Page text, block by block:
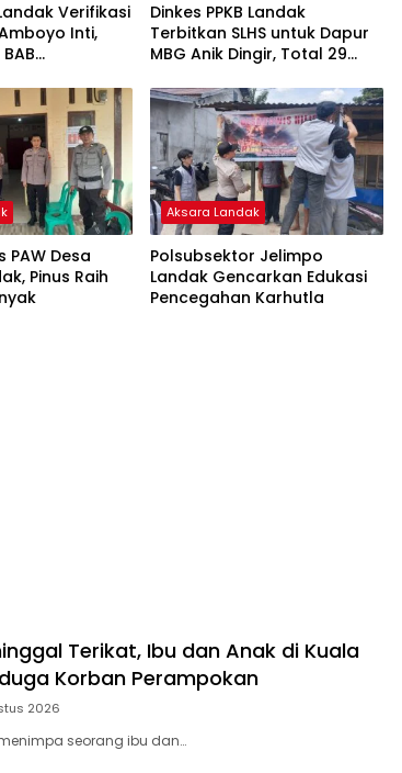
Verifikasi
Inti,
Dinkes PPKB Landak
Terbitkan SLHS untuk Dapur
MBG Anik Dingir, Total 29
PAW Desa
Pinus Raih
Aksara Landak
Polsubsektor Jelimpo
Landak Gencarkan Edukasi
Pencegahan Karhutla
Terikat, Ibu dan Anak di Kuala
Korban Perampokan
2026
menimpa seorang ibu dan…